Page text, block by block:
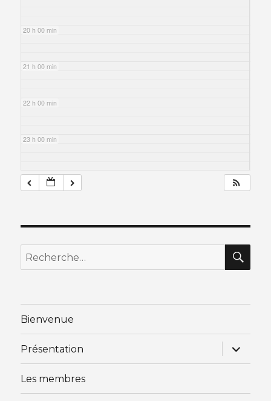
20 h 00 min
21 h 00 min
22 h 00 min
23 h 00 min
Recherche
pour
Bienvenue
Présentation
ouvrir
le
sous-
Les membres